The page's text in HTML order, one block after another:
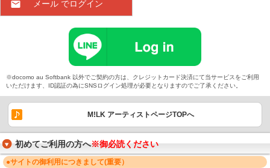
メール でログイン
※docomo au Softbank 以外でご契約の方は、クレジットカード決済にて当サービスをご利用
いただけます、ID認証の為にSNSログイン処理が必要となりますのでご了承ください。
M!LK アーティストページTOPへ
初めてご利用の方へ※御必読ください
●サイトの御利用につきまして(重要）